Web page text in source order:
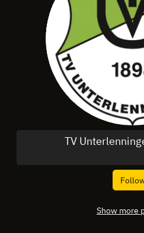
TV
Show more